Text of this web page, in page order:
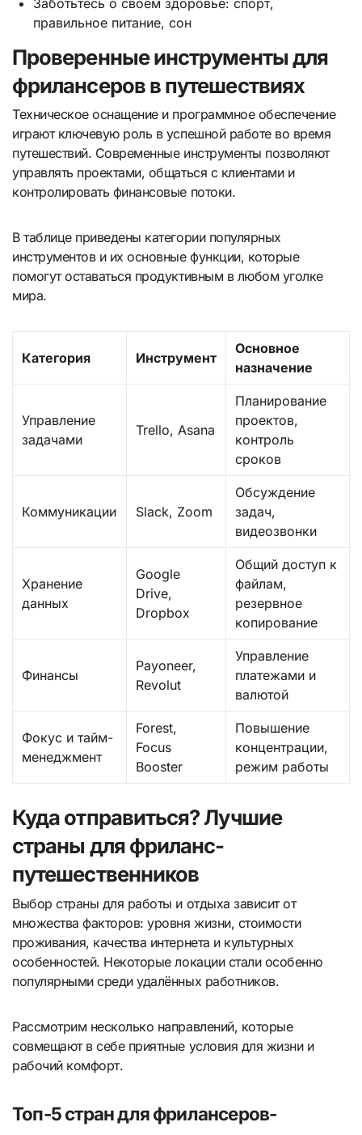
Заботьтесь о своём здоровье: спорт,
правильное питание, сон
Проверенные инструменты для
фрилансеров в путешествиях
Техническое оснащение и программное обеспечение
играют ключевую роль в успешной работе во время
путешествий. Современные инструменты позволяют
управлять проектами, общаться с клиентами и
контролировать финансовые потоки.
В таблице приведены категории популярных
инструментов и их основные функции, которые
помогут оставаться продуктивным в любом уголке
мира.
Категория Инструмент
Основное
назначение
Управление
задачами
Trello, Asana
Планирование
проектов,
контроль
сроков
Коммуникации Slack, Zoom
Обсуждение
задач,
видеозвонки
Хранение
данных
Google
Drive,
Dropbox
Общий доступ к
файлам,
резервное
копирование
Финансы
Payoneer,
Revolut
Управление
платежами и
валютой
Фокус и тайм-
менеджмент
Forest,
Focus
Booster
Повышение
концентрации,
режим работы
Куда отправиться? Лучшие
страны для фриланс-
путешественников
Выбор страны для работы и отдыха зависит от
множества факторов: уровня жизни, стоимости
проживания, качества интернета и культурных
особенностей. Некоторые локации стали особенно
популярными среди удалённых работников.
Рассмотрим несколько направлений, которые
совмещают в себе приятные условия для жизни и
рабочий комфорт.
Топ-5 стран для фрилансеров-